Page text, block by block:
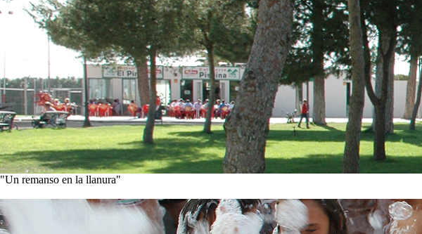
"Un remanso en la llanura"